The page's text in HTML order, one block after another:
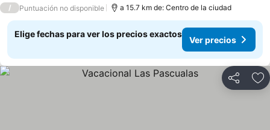
/ Puntuación no disponible a 15.7 km de: Centro de la ciudad
Elige fechas para ver los precios exactos
Ver precios
Compartir